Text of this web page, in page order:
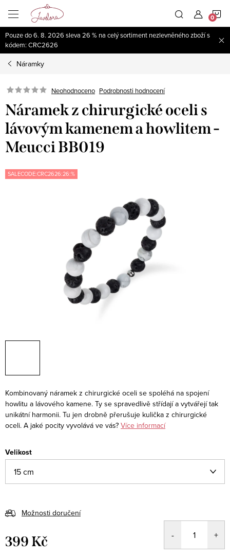
obsah
Pouze do 6. 8. 2026 sleva 26 % na celý sortiment nezlevněného zboží s
kódem: CRC2626
Náramky
Neohodnoceno Podrobnosti hodnocení
Náramek z chirurgické oceli s
lávovým kamenem a howlitem -
Meucci BB019
SALECODE:CRC2626:26:%
Kombinovaný náramek z chirurgické oceli se spoléhá na spojení
howlitu a lávového kamene. Ty se spravedlivě střídají a vytvářejí tak
unikátní harmonii. Tu jen drobně přerušuje kulička z chirurgické
oceli. A jaké pocity vyvolává ve vás? Více informací
Velikost
Možnosti doručení
399 Kč